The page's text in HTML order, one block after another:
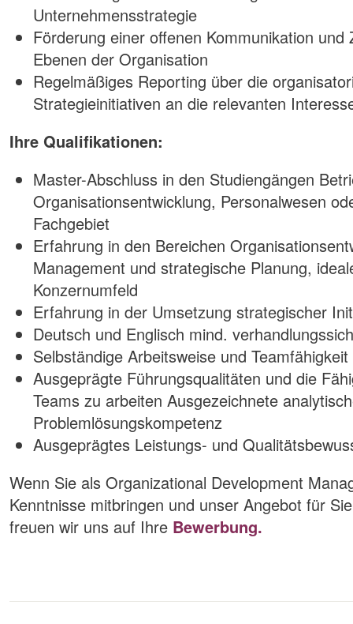
Unternehmensstrategie
Förderung einer offenen Kommunikation
Ebenen der Organisation
Regelmäßiges Reporting über die
Strategieinitiativen an die relevanten
Ihre Qualifikationen:
Master-Abschluss in den Studiengängen
Organisationsentwicklung, Personalwesen
Fachgebiet
Erfahrung in den Bereichen
Management und strategische Planung,
Konzernumfeld
Erfahrung in der Umsetzung strategischer
Deutsch und Englisch mind.
Selbständige Arbeitsweise und Teamfähigkeit
Ausgeprägte Führungsqualitäten und die
Teams zu arbeiten Ausgezeichnete
Problemlösungskompetenz
Ausgeprägtes Leistungs- und
Wenn Sie als Organizational Development
Kenntnisse mitbringen und unser Angebot für
freuen wir uns auf Ihre Bewerbung.